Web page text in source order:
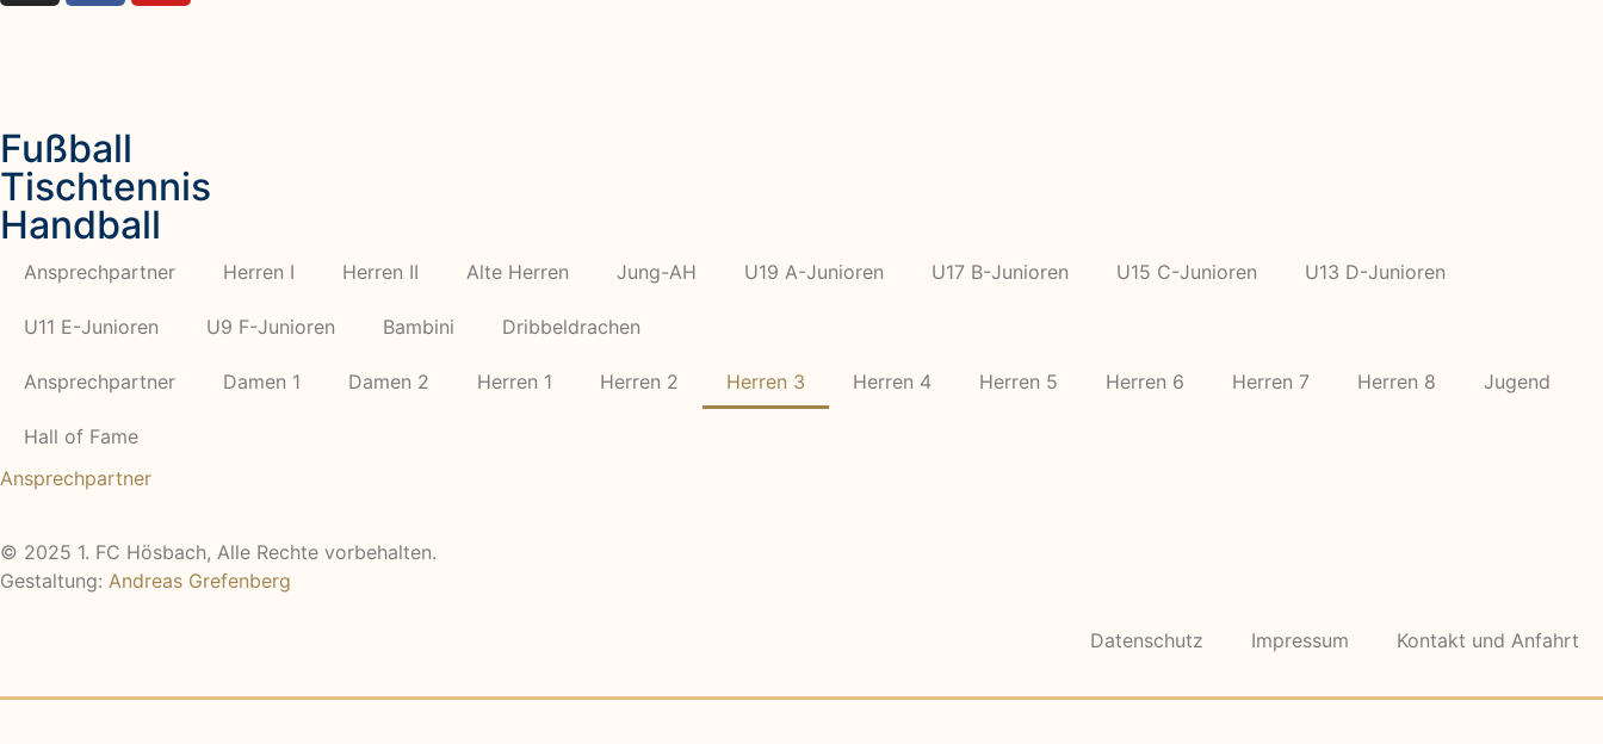
Fußball
Tischtennis
Handball
Ansprechpartner Herren I Herren II Alte Herren Jung-AH U19 A-Junioren U17 B-Junioren U15 C-Junioren U13 D-Junioren
U11 E-Junioren U9 F-Junioren Bambini Dribbeldrachen
Ansprechpartner Damen 1 Damen 2 Herren 1 Herren 2 Herren 3 Herren 4 Herren 5 Herren 6 Herren 7 Herren 8 Jugend
Hall of Fame
Ansprechpartner
© 2025 1. FC Hösbach, Alle Rechte vorbehalten.
Gestaltung: Andreas Grefenberg
Datenschutz Impressum Kontakt und Anfahrt